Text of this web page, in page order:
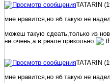
TATARIN
мне нравится,но яб такую не
можеш такую сдеать,только из
не очень,а в реале прикольно
TATARIN
мне нравится,но яб такую не